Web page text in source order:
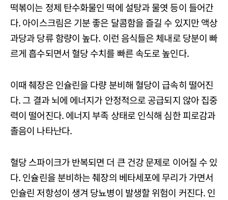
떡볶이는 정제 탄수화물인 떡에 설탕과 물엿 등이 들어간
다. 아이스크림은 기분 좋은 달콤함을 즐길 수 있지만 액상
과당과 당류 함량이 높다. 이런 음식들은 체내로 당분이 빠
르게 흡수되면서 혈당 수치를 빠른 속도로 높인다.
이때 췌장은 인슐린을 다량 분비해 혈당이 급속히 떨어진
다. 그 결과 뇌에 에너지가 안정적으로 공급되지 않아 집중
력이 떨어진다. 에너지 부족 상태로 인식해 심한 피로감과
졸음이 나타난다.
혈당 스파이크가 반복되면 더 큰 건강 문제로 이어질 수 있
다. 인슐린을 분비하는 췌장의 베타세포에 무리가 가면서
인슐린 저항성이 생겨 당뇨병이 발생할 위험이 커진다. 인